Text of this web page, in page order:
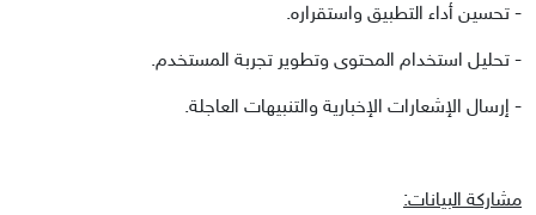
- تحسين أداء التطبيق واستقراره.
- تحليل استخدام المحتوى وتطوير تجربة المستخدم.
- إرسال الإشعارات الإخبارية والتنبيهات العاجلة.
مشاركة البيانات: